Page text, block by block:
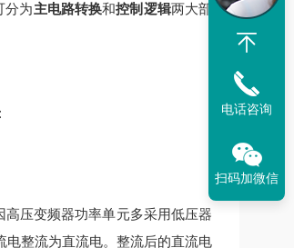
分为主电路转换和控制逻辑两大部
高压变频器功率单元多采用低压器
整流为直流电。 整流后的直流电
电话咨询
扫码加微信